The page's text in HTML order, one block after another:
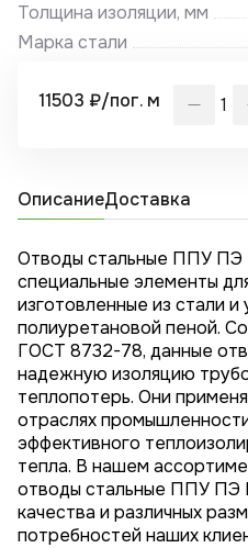
Толщина изоляции, мм
Марка стали
11503 ₽/пог. м
ОписаниеДоставка
Отводы стальные ППУ
специальные элементы
изготовленные из стали и
полиуретановой пеной.
ГОСТ 8732-78, данные
надежную изоляцию
теплопотерь. Они
отраслях
эффективного
тепла. В нашем
отводы стальные ППУ ПЭ
качества и различных
потребностей наших